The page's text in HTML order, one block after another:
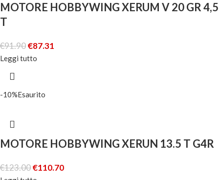
MOTORE HOBBYWING XERUM V 20 GR 4,5
T
€91.90€87.31
Leggi tutto
-10%Esaurito
MOTORE HOBBYWING XERUN 13.5 T G4R
€123.00€110.70